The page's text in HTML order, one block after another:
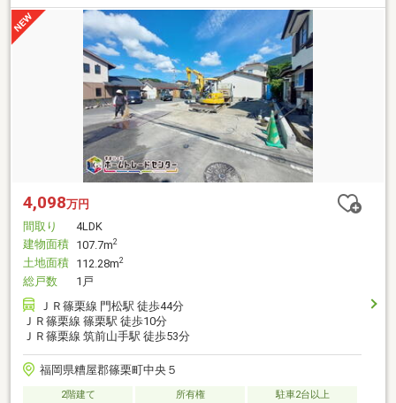
4,098万円
間取り
4LDK
建物面積 107.7m2
土地面積 112.28m2
総戸数
1戸
ＪＲ篠栗線 門松駅 徒歩44分
ＪＲ篠栗線 篠栗駅 徒歩10分
ＪＲ篠栗線 筑前山手駅 徒歩53分
福岡県糟屋郡篠栗町中央５
2階建て 所有権
駐車2台以上